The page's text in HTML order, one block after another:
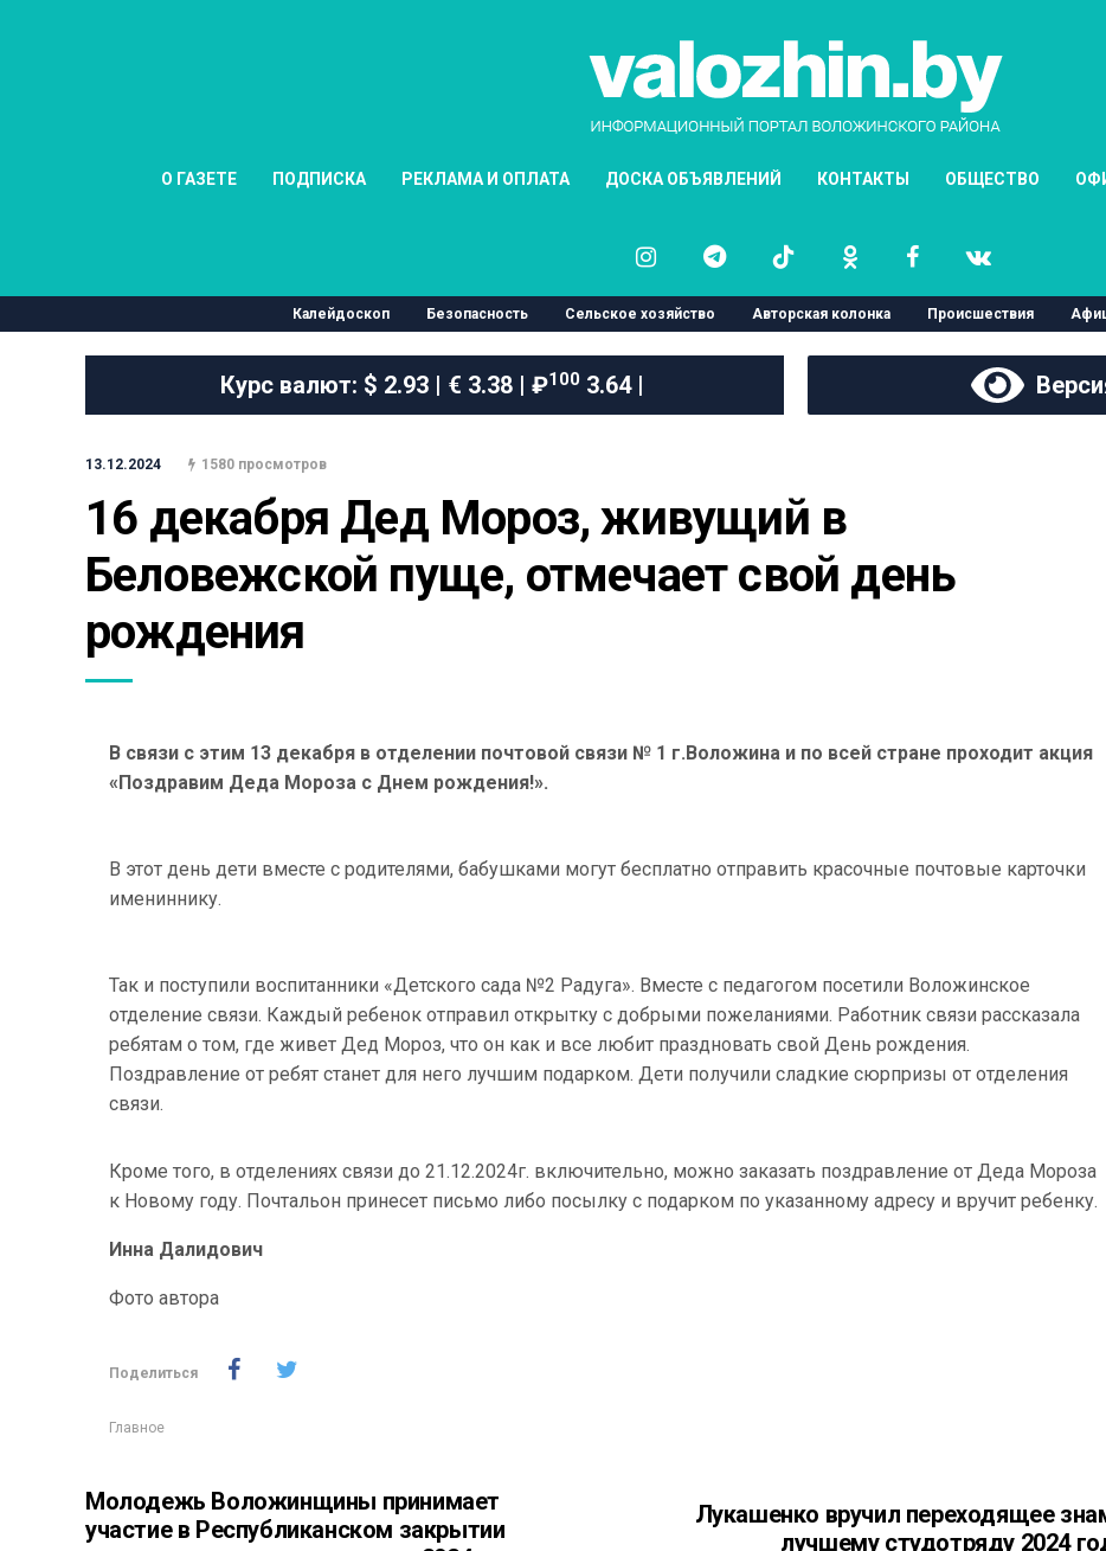
О ГАЗЕТЕ ПОДПИСКА РЕКЛАМА И ОПЛАТА ДОСКА ОБЪЯВЛЕНИЙ КОНТАКТЫ ОБЩЕСТВО
Калейдоскоп Безопасность Сельское хозяйство Авторская колонка Происшествия
Курс валют: $ 2.93 | € 3.38 | ₽1003.64 |
13.12.2024 1580 просмотров
16 декабря Дед Мороз, живущий в
Беловежской пуще, отмечает свой день
рождения
В связи с этим 13 декабря в отделении почтовой связи № 1 г.Воложина и по всей стране проходит акция
«Поздравим Деда Мороза с Днем рождения!».
В этот день дети вместе с родителями, бабушками могут бесплатно отправить красочные почтовые карточки
имениннику.
Так и поступили воспитанники «Детского сада №2 Радуга». Вместе с педагогом посетили Воложинское
отделение связи. Каждый ребенок отправил открытку с добрыми пожеланиями. Работник связи рассказала
ребятам о том, где живет Дед Мороз, что он как и все любит праздновать свой День рождения.
Поздравление от ребят станет для него лучшим подарком. Дети получили сладкие сюрпризы от отделения
связи.
Кроме того, в отделениях связи до 21.12.2024г. включительно, можно заказать поздравление от Деда Мороза
к Новому году. Почтальон принесет письмо либо посылку с подарком по указанному адресу и вручит ребенку.
Инна Далидович
Фото автора
Поделиться
Главное
Молодежь Воложинщины принимает
участие в Республиканском закрытии
Лукашенко вручил переходящее
лучшему студотряду 2024